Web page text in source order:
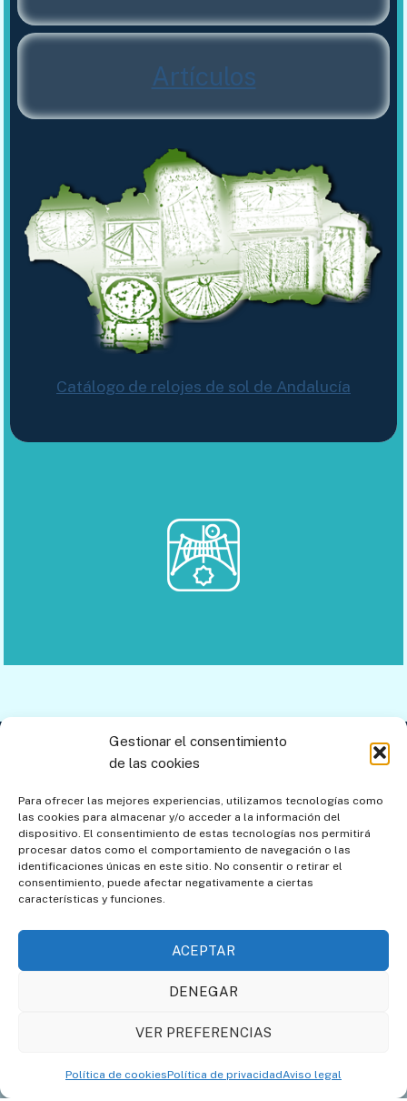
Gestionar el consentimiento
de las cookies
Para ofrecer las mejores experiencias, utilizamos tecnologías como
las cookies para almacenar y/o acceder a la información del
dispositivo. El consentimiento de estas tecnologías nos permitirá
procesar datos como el comportamiento de navegación o las
identificaciones únicas en este sitio. No consentir o retirar el
consentimiento, puede afectar negativamente a ciertas
características y funciones.
ACEPTAR
DENEGAR
VER PREFERENCIAS
Política de cookiesPolítica de privacidadAviso legal
Artículos
Catálogo de relojes de sol de Andalucía
Aviso legal
Política de cookies Mapa del sitio
Política de cookies (UE)
los Relojes de Sol
Societat Catalana de